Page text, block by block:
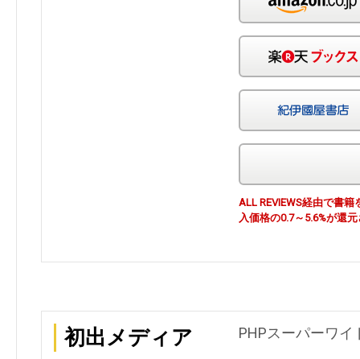
ALL REVIEWS経由で書
入価格の0.7～5.6%が還
初出メディア PHPスーパーワ